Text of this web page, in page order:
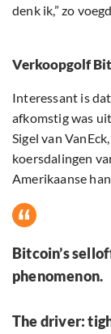
denk ik,” zo
Verkoopgolf
Interessant is
afkomstig was
Sigel van
koersdalingen
Amerikaanse
Bitcoin’s
phenomenon.
The driver: